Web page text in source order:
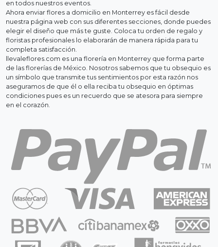
en todos nuestros eventos.
Ahora enviar flores a domicilio en Monterrey es fácil desde
nuestra página web con sus diferentes secciones, donde puedes
elegir el diseño que más te guste. Coloca tu orden de regalo y
floristas profesionales lo elaborarán de manera rápida para tu
completa satisfacción.
llevaleflores.com es una florería en Monterrey que forma parte
de las florerías de México. Nosotros sabemos que tu obsequio es
un símbolo que transmite tus sentimientos por esta razón nos
aseguramos de que él o ella reciba tu obsequio en óptimas
condiciones pues es un recuerdo que se atesora para siempre
en el corazón.